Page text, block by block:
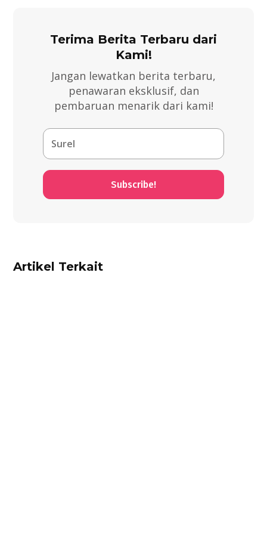
Terima Berita Terbaru dari
Kami!
Jangan lewatkan berita terbaru,
penawaran eksklusif, dan
pembaruan menarik dari kami!
Subscribe!
Artikel Terkait